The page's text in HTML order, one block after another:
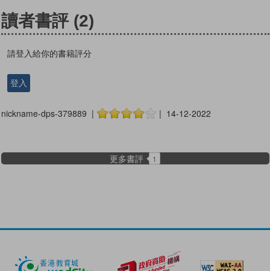
讀者書評 (2)
請登入給你的書籍評分
登入
nickname-dps-379889 | | 14-12-2022
更多書評 1